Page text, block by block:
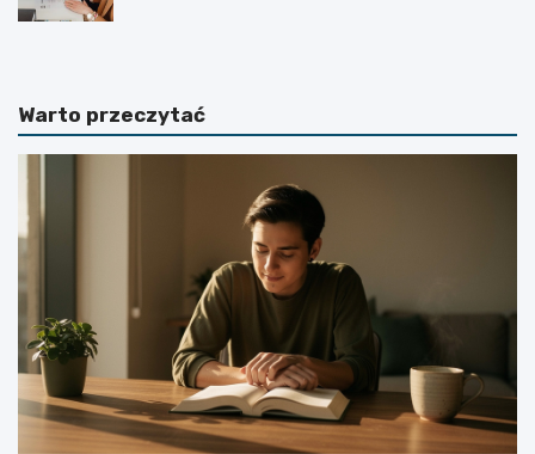
Warto przeczytać